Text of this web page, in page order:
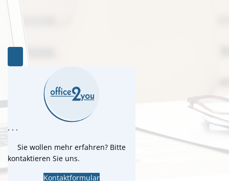
. . .
Sie wollen mehr erfahren? Bitte
kontaktieren Sie uns.
Kontaktformular